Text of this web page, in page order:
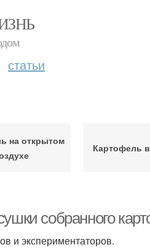
статьи
на открытом
Картофель
собранного
и экспериментаторов.